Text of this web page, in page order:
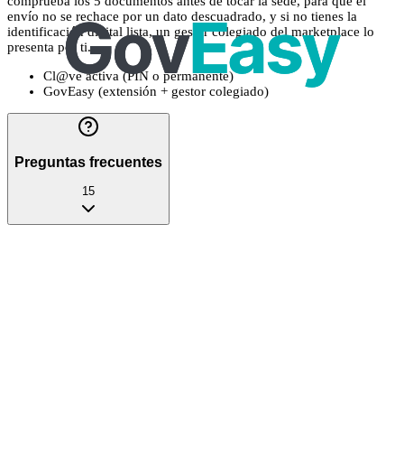
envío no se rechace por un dato descuadrado, y si no tienes la
identificación digital lista, un gestor colegiado del marketplace lo
presenta por ti.
Cl@ve activa (PIN o permanente)
GovEasy (extensión + gestor colegiado)
Preguntas frecuentes
15